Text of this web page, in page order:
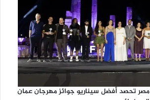
مصر تحصد أفضل سيناريو جوائز مهرجان عمان